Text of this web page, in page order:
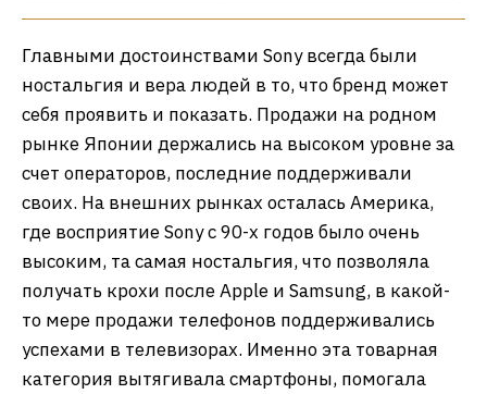
Главными достоинствами Sony всегда были
ностальгия и вера людей в то, что бренд может
себя проявить и показать. Продажи на родном
рынке Японии держались на высоком уровне за
счет операторов, последние поддерживали
своих. На внешних рынках осталась Америка,
где восприятие Sony с 90-х годов было очень
высоким, та самая ностальгия, что позволяла
получать крохи после Apple и Samsung, в какой-
то мере продажи телефонов поддерживались
успехами в телевизорах. Именно эта товарная
категория вытягивала смартфоны, помогала